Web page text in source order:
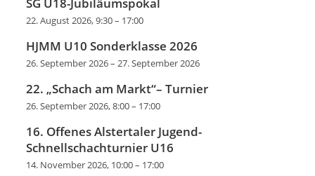
22. August 2026, 9:30– 17:00
HJMM U10 Sonderklasse 2026
26. September 2026–27. September 2026
22. „Schach am Markt“– Turnier
26. September 2026, 8:00– 17:00
16. Offenes Alstertaler Jugend-
Schnellschachturnier U16
14. November 2026, 10:00– 17:00